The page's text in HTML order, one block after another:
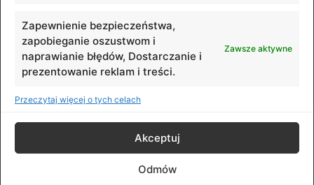
Zapewnienie bezpieczeństwa,
zapobieganie oszustwom i
naprawianie błędów, Dostarczanie i
prezentowanie reklam i treści.
Zawsze aktywne
Przeczytaj więcej o tych celach
Akceptuj
Odmów
łączy 3-osiową
© DJI Polska. All rights reserved.
Preferencje cookies
Polityka prywatności